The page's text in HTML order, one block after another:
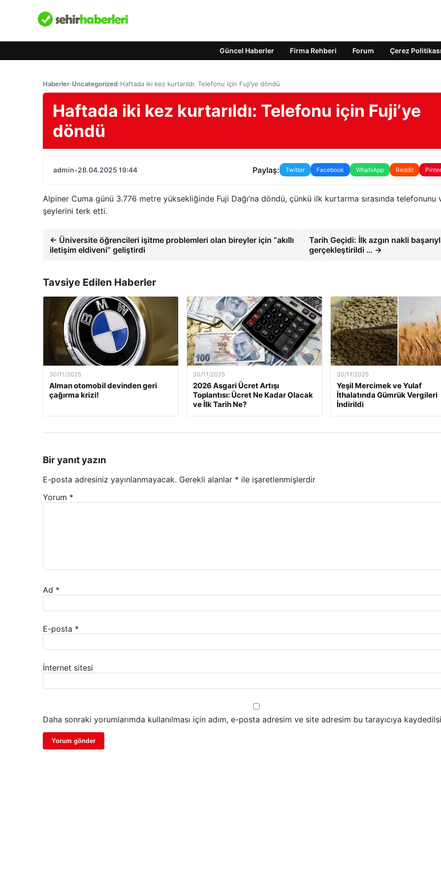
Güncel Haberler Firma Rehberi Forum Çerez Politikası
Haberler›Uncategorized›Haftada iki kez kurtarıldı: Telefonu için Fuji’ye döndü
Haftada iki kez kurtarıldı: Telefonu için Fuji’ye
döndü
admin•28.04.2025 19:44 Paylaş: Twitter Facebook WhatsApp Reddit
Alpiner Cuma günü 3.776 metre yüksekliğinde Fuji Dağı’na döndü, çünkü ilk kurtarma sırasında telefonunu
şeylerini terk etti.
← Üniversite öğrencileri işitme problemleri olan bireyler için “akıllı
iletişim eldiveni” geliştirdi
Tarih Geçidi: İlk azgın nakli
gerçekleştirildi … →
Tavsiye Edilen Haberler
30/11/2025
Alman otomobil devinden geri
çağırma krizi!
30/11/2025
2026 Asgari Ücret Artışı
Toplantısı: Ücret Ne Kadar Olacak
ve İlk Tarih Ne?
30/11/2025
Yeşil Mercimek ve Yulaf
İthalatında Gümrük Vergileri
İndirildi
Bir yanıt yazın
E-posta adresiniz yayınlanmayacak. Gerekli alanlar * ile işaretlenmişlerdir
Yorum *
Ad *
E-posta *
İnternet sitesi
Daha sonraki yorumlarımda kullanılması için adım, e-posta adresim ve site adresim bu tarayıcıya